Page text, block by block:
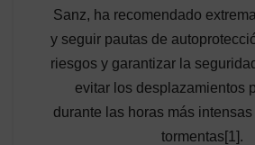
Sanz, ha recomendado
y seguir pautas de
riesgos y garantizar la
evitar los desplazamientos
durante las horas más
tormentas[1].